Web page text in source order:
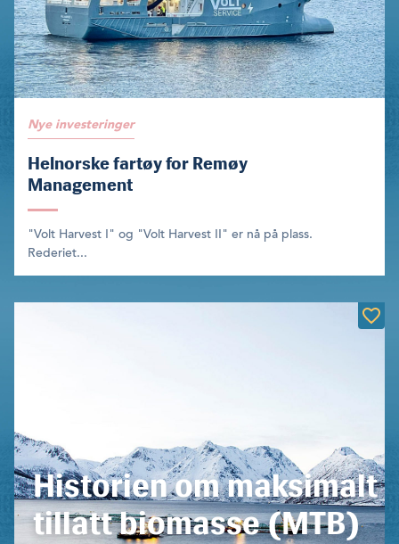
Nye investeringer
Helnorske fartøy for Remøy
Management
"Volt Harvest I" og "Volt Harvest II" er nå på plass.
Rederiet...
Historien om maksimalt
tillatt biomasse (MTB)